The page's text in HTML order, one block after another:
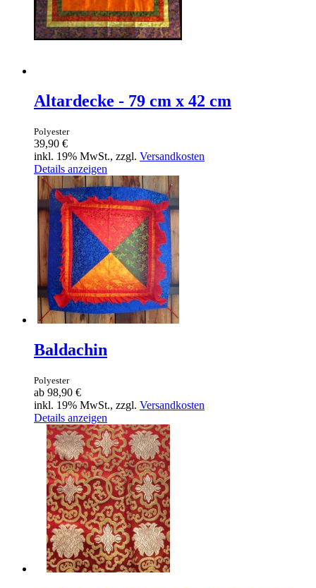
Altardecke - 79 cm x 42 cm
Polyester
39,90 €
inkl. 19% MwSt., zzgl. Versandkosten
Details anzeigen
Baldachin
Polyester
ab 98,90 €
inkl. 19% MwSt., zzgl. Versandkosten
Details anzeigen